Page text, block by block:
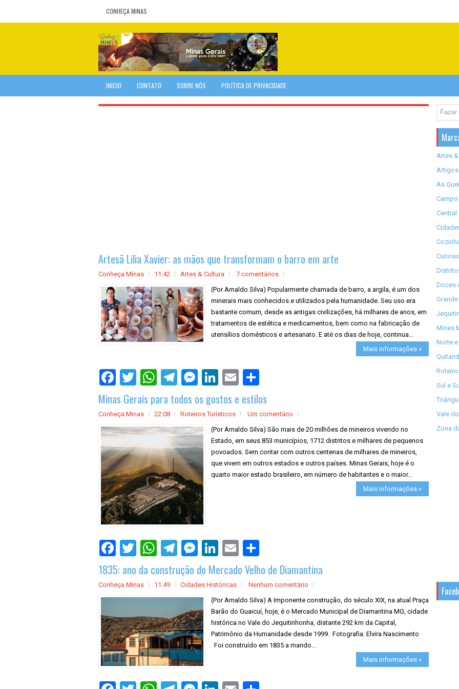
CONHEÇA MINAS
INICIO CONTATO SOBRE NÓS POLÍTICA DE PRIVACIDADE
Artesã Lilia Xavier: as mãos que transformam o barro em arte
Conheça Minas 11:42 Artes & Cultura
7 comentários
(Por Arnaldo Silva) Popularmente chamada de barro, a argila, é um dos
minerais mais conhecidos e utilizados pela humanidade. Seu uso era
bastante comum, desde as antigas civilizações, há milhares de anos, em
tratamentos de estética e medicamentos, bem como na fabricação de
utensílios domésticos e artesanato. E até os dias de hoje, continua...
Mais informações »
r
e
Minas Gerais para todos os gostos e estilos
Conheça Minas 22:08 Roteiros Turísticos
Um comentário
(Por Arnaldo Silva) São mais de 20 milhões de mineiros vivendo no
Estado, em seus 853 municípios, 1712 distritos e milhares de pequenos
povoados. Sem contar com outros centenas de milhares de mineiros,
que vivem em outros estados e outros países. Minas Gerais, hoje é o
quarto maior estado brasileiro, em número de habitantes e o maior...
Mais informações »
r
e
1835: ano da construção do Mercado Velho de Diamantina
Conheça Minas 11:49 Cidades Históricas
Nenhum comentário
(Por Arnaldo Silva) A Imponente construção, do século XIX, na atual Praça
Barão do Guaicuí, hoje, é o Mercado Municipal de Diamantina MG, cidade
histórica no Vale do Jequitinhonha, distante 292 km da Capital,
Patrimônio da Humanidade desde 1999. Fotografia: Elvira Nascimento
Foi construído em 1835 a mando...
Mais informações »
Artes
As
Central
Doces
Minas
Norte
Sul e
Vale
Zona